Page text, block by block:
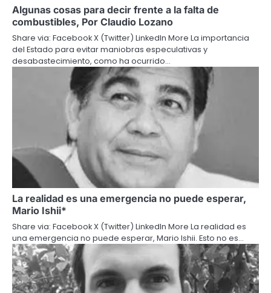
Algunas cosas para decir frente a la falta de
combustibles, Por Claudio Lozano
Share via: Facebook X (Twitter) LinkedIn More La importancia
del Estado para evitar maniobras especulativas y
desabastecimiento, como ha ocurrido…
La realidad es una emergencia no puede esperar,
Mario Ishii*
Share via: Facebook X (Twitter) LinkedIn More La realidad es
una emergencia no puede esperar, Mario Ishii. Esto no es…